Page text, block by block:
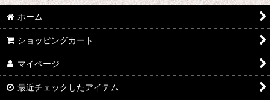
ホーム
ショッピングカート
マイページ
最近チェックしたアイテム